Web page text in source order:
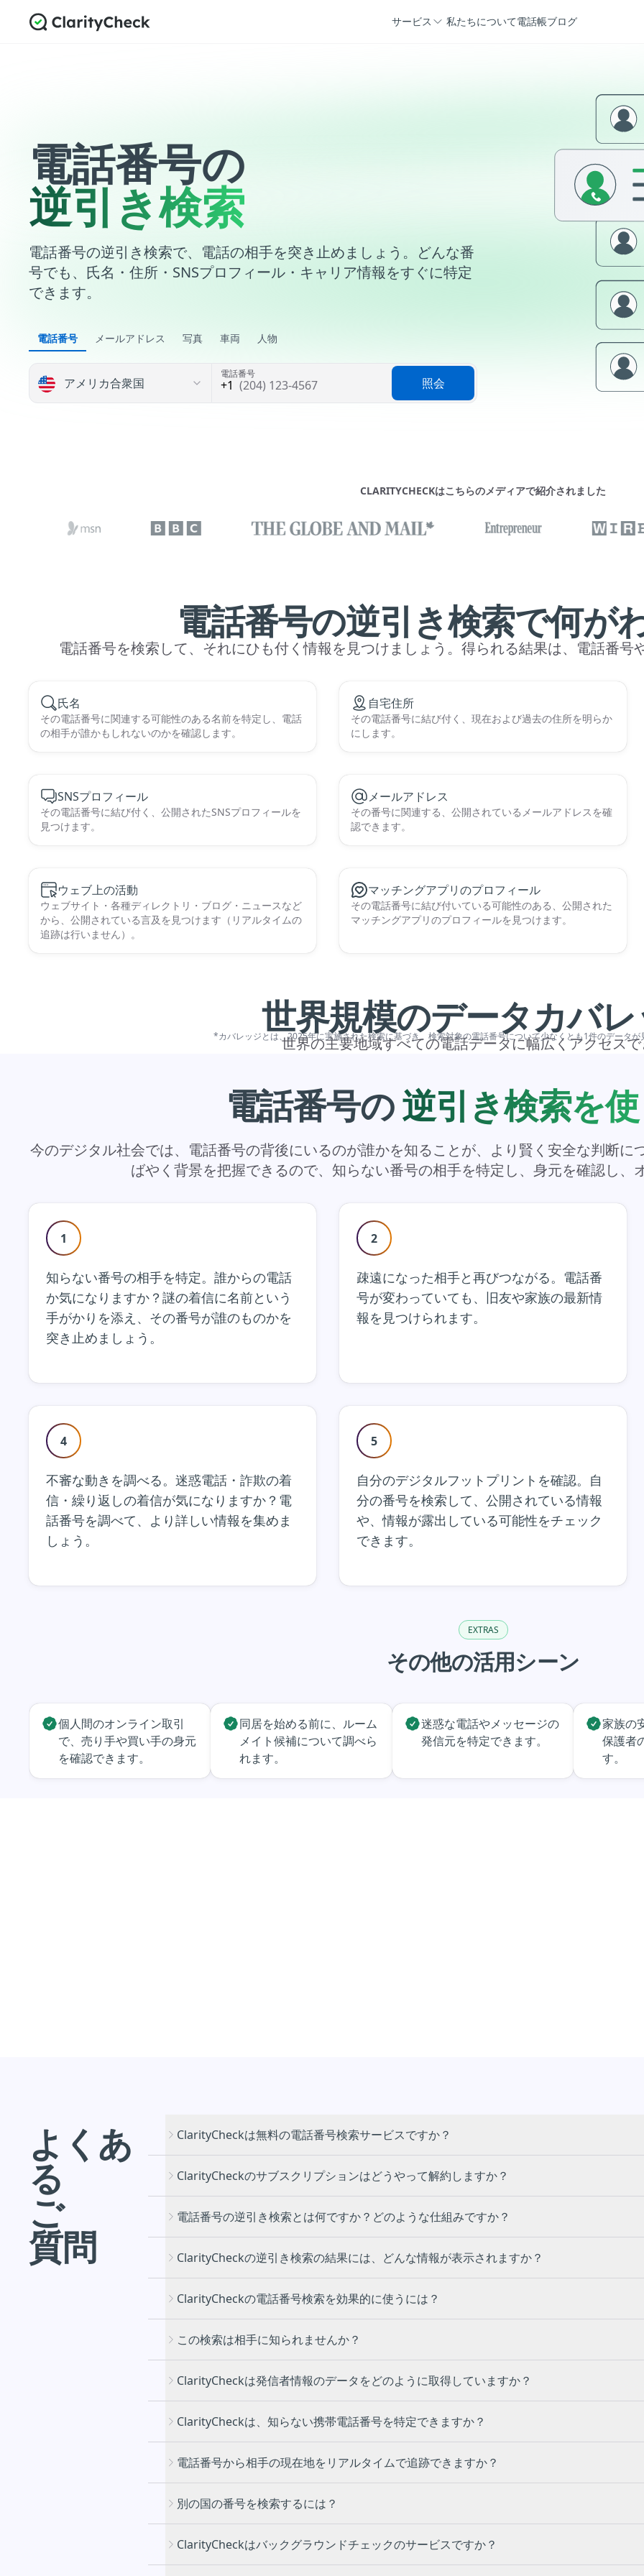
サービス 私たちについて電話帳ブログ
電話番号の
逆引き検索
電話番号の逆引き検索で、電話の相手を突き止めましょう。どんな番
号でも、氏名・住所・SNSプロフィール・キャリア情報をすぐに特定
できます。
電話番号 メールアドレス 写真 車両 人物
電話番号
(204) 123-4567 照会
CLARITYCHECKはこちらのメディアで紹介されました
電話番号の逆引き検索で何が
電話番号を検索して、それにひも付く情報を見つけましょう。得られる結果は、電話番
氏名
その電話番号に関連する可能性のある名前を特定し、電話
の相手が誰かもしれないのかを確認します。
自宅住所
その電話番号に結び付く、現在および過去の住所を明らか
にします。
SNSプロフィール
その電話番号に結び付く、公開されたSNSプロフィールを
見つけます。
メールアドレス
その番号に関連する、公開されているメールアドレスを確
認できます。
ウェブ上の活動
ウェブサイト・各種ディレクトリ・ブログ・ニュースなど
から、公開されている言及を見つけます（リアルタイムの
追跡は行いません）。
マッチングアプリのプロフィール
その電話番号に結び付いている可能性のある、公開された
マッチングアプリのプロフィールを見つけます。
世界規模のデータカバ
世界の主要地域すべての電話データに幅広くアクセス
*カバレッジとは、2025年に実施された検索に基づき、検索対象の電話番号について少なくとも1件のデータ
電話番号の逆引き検索を
今のデジタル社会では、電話番号の背後にいるのが誰かを知ることが、より賢く安全な判断
ばやく背景を把握できるので、知らない番号の相手を特定し、身元を確認し、
1
知らない番号の相手を特定。誰からの電話
か気になりますか？謎の着信に名前という
手がかりを添え、その番号が誰のものかを
突き止めましょう。
2
疎遠になった相手と再びつながる。電話番
号が変わっていても、旧友や家族の最新情
報を見つけられます。
4
不審な動きを調べる。迷惑電話・詐欺の着
信・繰り返しの着信が気になりますか？電
話番号を調べて、より詳しい情報を集めま
しょう。
5
自分のデジタルフットプリントを確認。自
分の番号を検索して、公開されている情報
や、情報が露出している可能性をチェック
できます。
EXTRAS
その他の活用シーン
個人間のオンライン取引
で、売り手や買い手の身元
を確認できます。
同居を始める前に、ルーム
メイト候補について調べら
れます。
迷惑な電話やメッセージの
発信元を特定できます。
家族の
保護者
す。
よくあ
る
ご
質問
ClarityCheckは無料の電話番号検索サービスですか？
ClarityCheckのサブスクリプションはどうやって解約しますか？
ポータル
電話番号の逆引き検索とは何ですか？どのような仕組みですか？
ClarityCheckの逆引き検索の結果には、どんな情報が表示されますか？
ClarityCheckの電話番号検索を効果的に使うには？
この検索は相手に知られませんか？
ClarityCheckは発信者情報のデータをどのように取得していますか？
ClarityCheckは、知らない携帯電話番号を特定できますか？
電話番号から相手の現在地をリアルタイムで追跡できますか？
別の国の番号を検索するには？
ClarityCheckはバックグラウンドチェックのサービスですか？